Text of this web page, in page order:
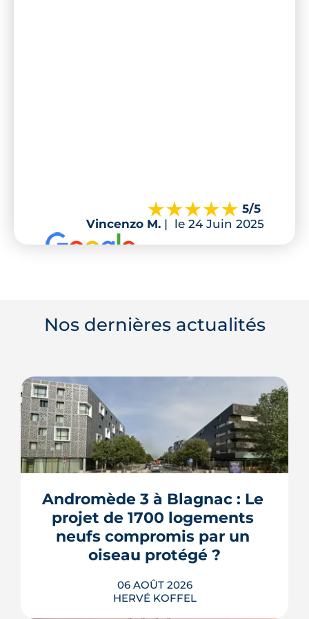
5/5
Vincenzo M. | le 24 Juin 2025
Nos dernières actualités
Andromède 3 à Blagnac : Le
projet de 1700 logements
neufs compromis par un
oiseau protégé ?
06 AOÛT 2026
HERVÉ KOFFEL